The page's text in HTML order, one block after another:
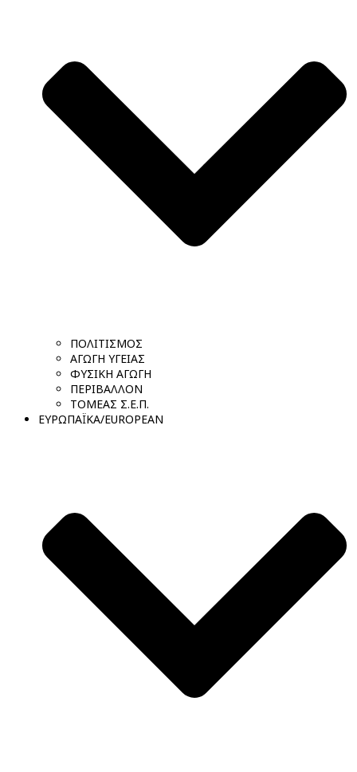
ΠΟΛΙΤΙΣΜΟΣ
ΑΓΩΓΗ ΥΓΕΙΑΣ
ΦΥΣΙΚΗ ΑΓΩΓΗ
ΠΕΡΙΒΑΛΛΟΝ
ΤΟΜΕΑΣ Σ.Ε.Π.
ΕΥΡΩΠΑΪΚΑ/EUROPEAN